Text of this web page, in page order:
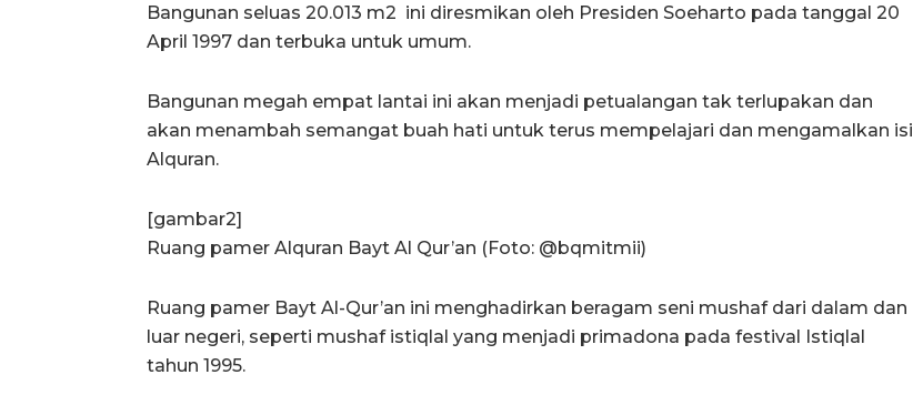
Bangunan seluas 20.013 m2 ini diresmikan oleh Presiden Soeharto pada tanggal 20
April 1997 dan terbuka untuk umum.
Bangunan megah empat lantai ini akan menjadi petualangan tak terlupakan dan
akan menambah semangat buah hati untuk terus mempelajari dan mengamalkan isi
Alquran.
[gambar2]
Ruang pamer Alquran Bayt Al Qur’an (Foto: @bqmitmii)
Ruang pamer Bayt Al-Qur’an ini menghadirkan beragam seni mushaf dari dalam dan
luar negeri, seperti mushaf istiqlal yang menjadi primadona pada festival Istiqlal
tahun 1995.